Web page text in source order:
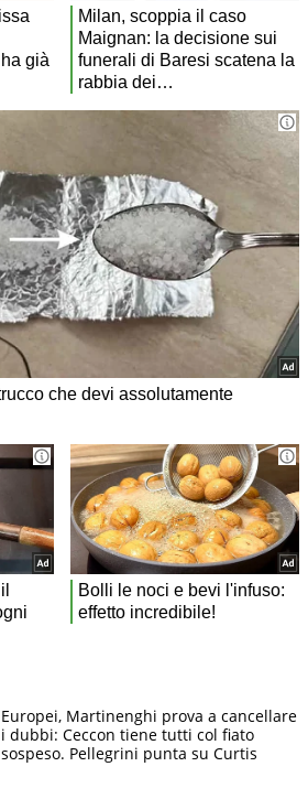
Europei, Martinenghi prova a cancellare
i dubbi: Ceccon tiene tutti col fiato
sospeso. Pellegrini punta su Curtis